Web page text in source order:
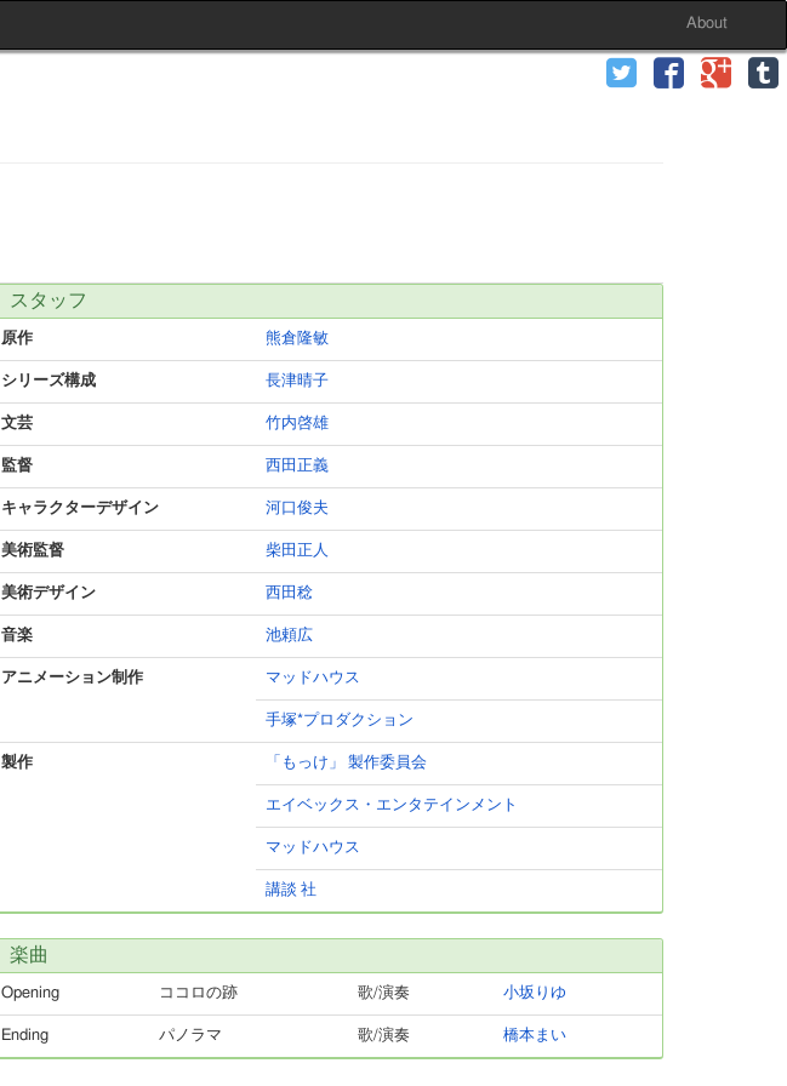
About
スタッフ
原作 熊倉隆敏
シリーズ構成 長津晴子
文芸 竹内啓雄
監督 西田正義
キャラクターデザイン 河口俊夫
美術監督 柴田正人
美術デザイン 西田稔
音楽 池頼広
アニメーション制作 マッドハウス
手塚*プロダクション
製作 「もっけ」 製作委員会
エイベックス・エンタテインメント
マッドハウス
講談 社
楽曲
Opening ココロの跡 歌/演奏 小坂りゆ
Ending パノラマ 歌/演奏 橋本まい